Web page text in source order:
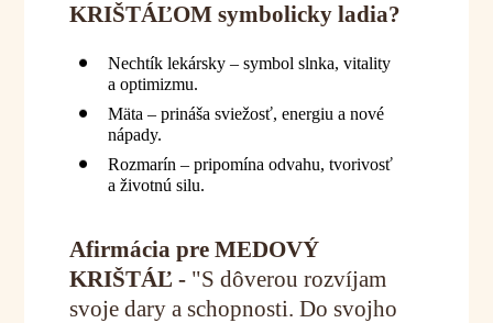
KRIŠTÁĽOM symbolicky ladia?
Nechtík lekársky – symbol slnka, vitality
a optimizmu.
Mäta – prináša sviežosť, energiu a nové
nápady.
Rozmarín – pripomína odvahu, tvorivosť
a životnú silu.
Afirmácia pre MEDOVÝ
KRIŠTÁĽ - "S dôverou rozvíjam
svoje dary a schopnosti. Do svojho